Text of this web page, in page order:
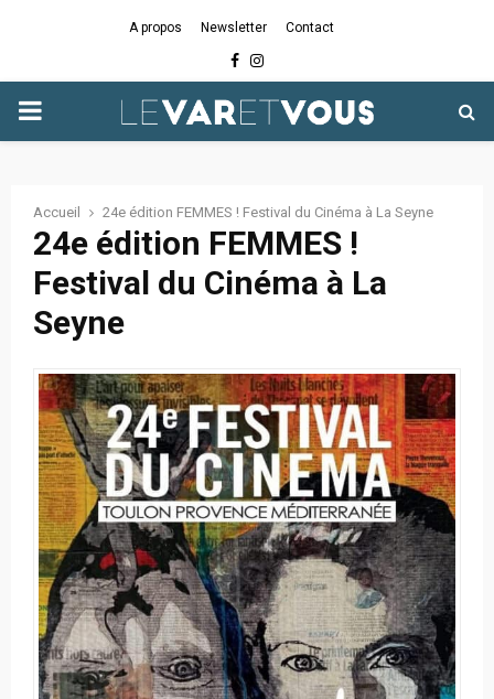
A propos Newsletter Contact
Facebook
Instagram
PRIMARY
Accueil 24e édition ­FEMMES ! Festival du Cinéma à La Seyne
24e édition ­FEMMES !
Festival du Cinéma à La
Seyne